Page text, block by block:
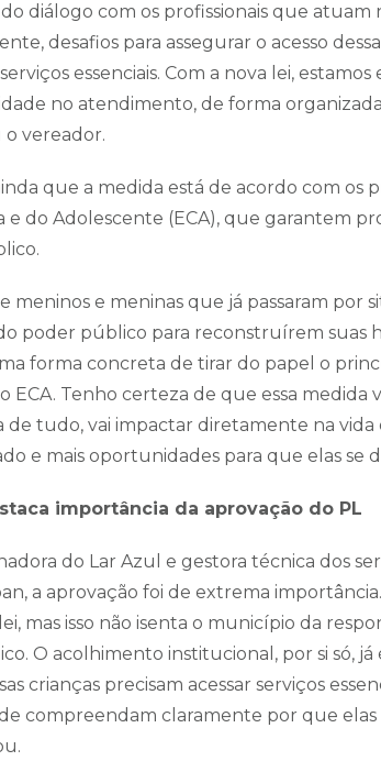
diálogo com os profissionais que atuam
desafios para assegurar o acesso
essenciais. Com a nova lei,
no atendimento, de forma
o vereador.
que a medida está de acordo com os
e do Adolescente (ECA), que garantem
meninos e meninas que já passaram por
poder público para reconstruírem suas
forma concreta de tirar do papel o
ECA. Tenho certeza de que essa medida
de tudo, vai impactar diretamente na vida
e mais oportunidades para que elas
importância da aprovação do PL
do Lar Azul e gestora técnica dos
a aprovação foi de extrema
mas isso não isenta o município da
O acolhimento institucional, por si só,
crianças precisam acessar serviços
compreendam claramente por que